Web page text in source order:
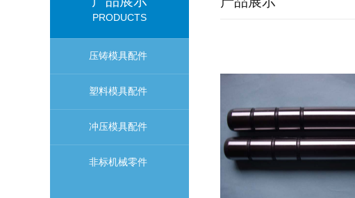
PRODUCTS
压铸模具配件
塑料模具配件
冲压模具配件
非标机械零件